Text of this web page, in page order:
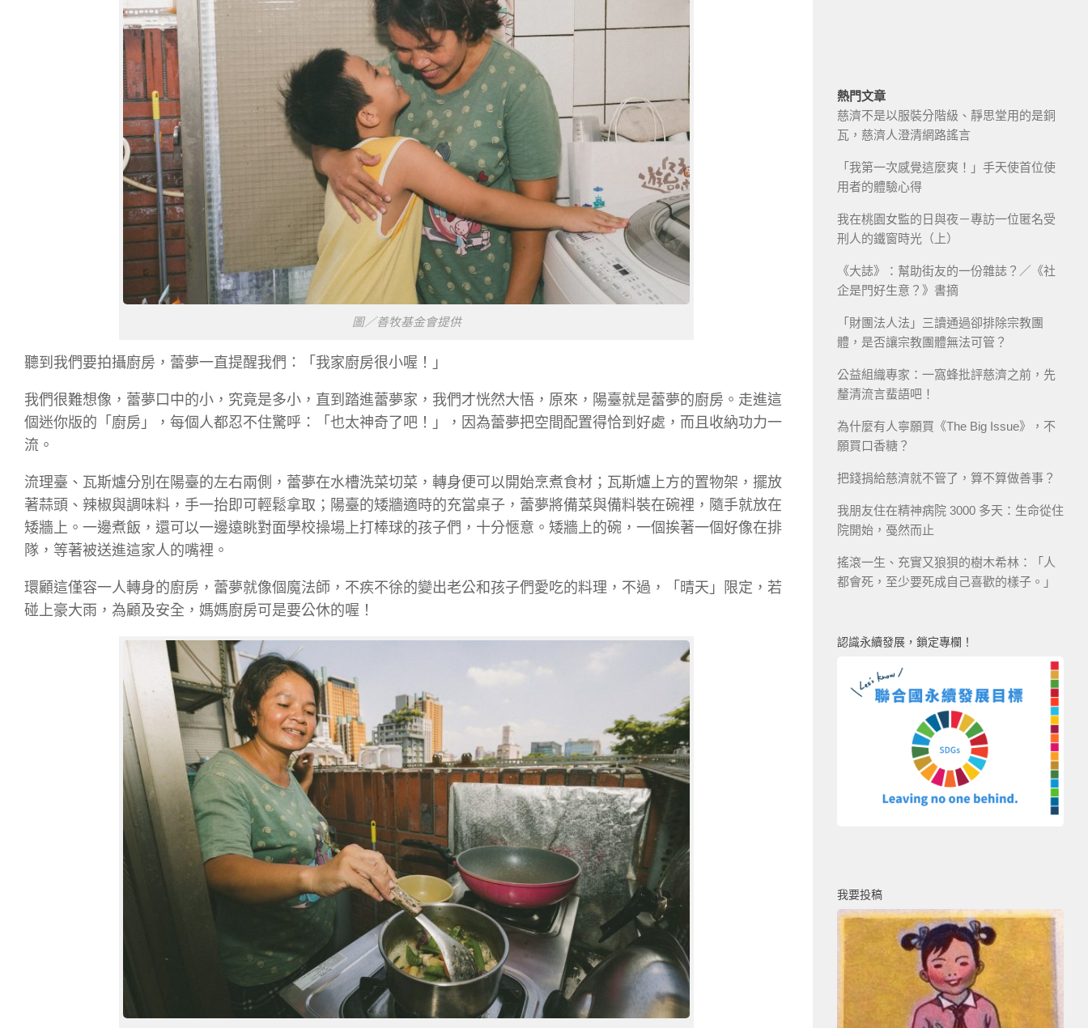
圖／善牧基金會提供
聽到我們要拍攝廚房，蕾夢一直提醒我們：「我家廚房很小喔！」
我們很難想像，蕾夢口中的小，究竟是多小，直到踏進蕾夢家，我們才恍然大悟，原來，陽臺就是蕾夢的廚房。走進這
個迷你版的「廚房」，每個人都忍不住驚呼：「也太神奇了吧！」，因為蕾夢把空間配置得恰到好處，而且收納功力一
流。
流理臺、瓦斯爐分別在陽臺的左右兩側，蕾夢在水槽洗菜切菜，轉身便可以開始烹煮食材；瓦斯爐上方的置物架，擺放
著蒜頭、辣椒與調味料，手一抬即可輕鬆拿取；陽臺的矮牆適時的充當桌子，蕾夢將備菜與備料裝在碗裡，隨手就放在
矮牆上。一邊煮飯，還可以一邊遠眺對面學校操場上打棒球的孩子們，十分愜意。矮牆上的碗，一個挨著一個好像在排
隊，等著被送進這家人的嘴裡。
環顧這僅容一人轉身的廚房，蕾夢就像個魔法師，不疾不徐的變出老公和孩子們愛吃的料理，不過，「晴天」限定，若
碰上豪大雨，為顧及安全，媽媽廚房可是要公休的喔！
熱門文章
慈濟不是以服裝分階級、靜思堂用的是銅
瓦，慈濟人澄清網路謠言
「我第一次感覺這麼爽！」手天使首位使
用者的體驗心得
我在桃園女監的日與夜－專訪一位匿名受
刑人的鐵窗時光（上）
《大誌》：幫助街友的一份雜誌？／《社
企是門好生意？》書摘
「財團法人法」三讀通過卻排除宗教團
體，是否讓宗教團體無法可管？
公益組織專家：一窩蜂批評慈濟之前，先
釐清流言蜚語吧！
為什麼有人寧願買《The Big Issue》，不
願買口香糖？
把錢捐給慈濟就不管了，算不算做善事？
我朋友住在精神病院 3000 多天：生命從住
院開始，戞然而止
搖滾一生、充實又狼狽的樹木希林：「人
都會死，至少要死成自己喜歡的樣子。」
認識永續發展，鎖定專欄！
我要投稿